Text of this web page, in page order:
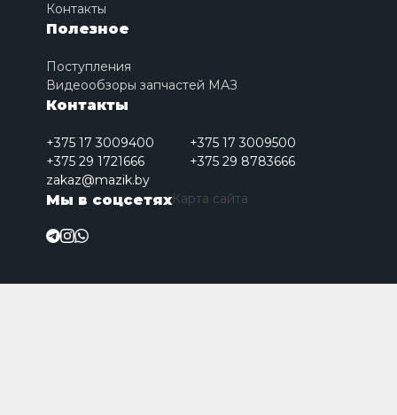
Контакты
Полезное
Поступления
Видеообзоры запчастей МАЗ
Контакты
+375 17 3009400
+375 17 3009500
+375 29 1721666
+375 29 8783666
zakaz@mazik.by
Мы в соцсетяхКарта сайта